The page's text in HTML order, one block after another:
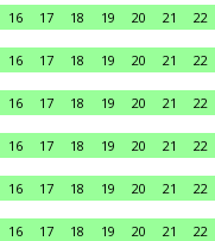
16 17 18 19 20 21 22
16 17 18 19 20 21 22
16 17 18 19 20 21 22
16 17 18 19 20 21 22
16 17 18 19 20 21 22
16 17 18 19 20 21 22